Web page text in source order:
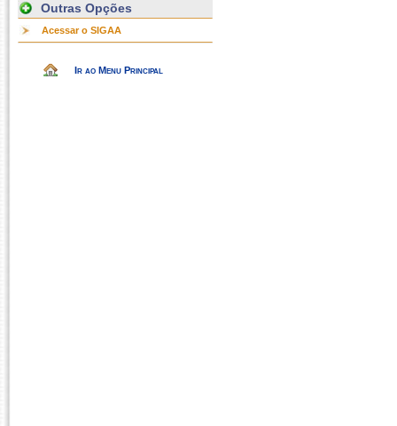
Outras Opções
Acessar o SIGAA
Ir ao Menu Principal